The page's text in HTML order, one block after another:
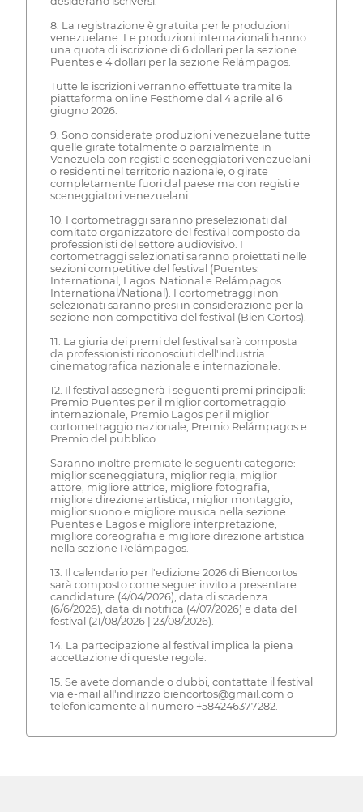
8. La registrazione è gratuita per le produzioni
venezuelane. Le produzioni internazionali hanno
una quota di iscrizione di 6 dollari per la sezione
Puentes e 4 dollari per la sezione Relámpagos.
Tutte le iscrizioni verranno effettuate tramite la
piattaforma online Festhome dal 4 aprile al 6
giugno 2026.
9. Sono considerate produzioni venezuelane tutte
quelle girate totalmente o parzialmente in
Venezuela con registi e sceneggiatori venezuelani
o residenti nel territorio nazionale, o girate
completamente fuori dal paese ma con registi e
sceneggiatori venezuelani.
10. I cortometraggi saranno preselezionati dal
comitato organizzatore del festival composto da
professionisti del settore audiovisivo. I
cortometraggi selezionati saranno proiettati nelle
sezioni competitive del festival (Puentes:
International, Lagos: National e Relámpagos:
International/National). I cortometraggi non
selezionati saranno presi in considerazione per la
sezione non competitiva del festival (Bien Cortos).
11. La giuria dei premi del festival sarà composta
da professionisti riconosciuti dell'industria
cinematografica nazionale e internazionale.
12. Il festival assegnerà i seguenti premi principali:
Premio Puentes per il miglior cortometraggio
internazionale, Premio Lagos per il miglior
cortometraggio nazionale, Premio Relámpagos e
Premio del pubblico.
Saranno inoltre premiate le seguenti categorie:
miglior sceneggiatura, miglior regia, miglior
attore, migliore attrice, migliore fotografia,
migliore direzione artistica, miglior montaggio,
miglior suono e migliore musica nella sezione
Puentes e Lagos e migliore interpretazione,
migliore coreografia e migliore direzione artistica
nella sezione Relámpagos.
13. Il calendario per l'edizione 2026 di Biencortos
sarà composto come segue: invito a presentare
candidature (4/04/2026), data di scadenza
(6/6/2026), data di notifica (4/07/2026) e data del
festival (21/08/2026 | 23/08/2026).
14. La partecipazione al festival implica la piena
accettazione di queste regole.
15. Se avete domande o dubbi, contattate il festival
via e-mail all'indirizzo biencortos@gmail.com o
telefonicamente al numero +584246377282.